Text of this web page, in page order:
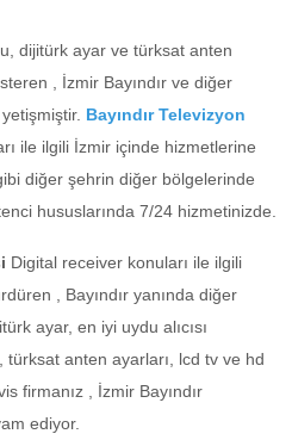
dijitürk ayar ve türksat anten
, İzmir Bayındır ve diğer
Bayındır Televizyon
ile ilgili İzmir içinde hizmetlerine
diğer şehrin diğer bölgelerinde
hususlarında 7/24 hizmetinizde.
Digital receiver konuları ile ilgili
, Bayındır yanında diğer
ayar, en iyi uydu alıcısı
türksat anten ayarları, lcd tv ve hd
firmanız , İzmir Bayındır
ediyor.